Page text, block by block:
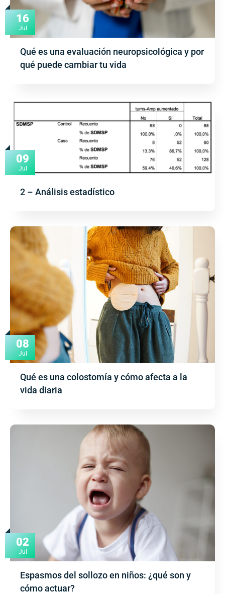
16
Jul
Qué es una evaluación neuropsicológica y por
qué puede cambiar tu vida
09
Jul
2 – Análisis estadístico
08
Jul
Qué es una colostomía y cómo afecta a la
vida diaria
02
Jul
Espasmos del sollozo en niños: ¿qué son y
cómo actuar?